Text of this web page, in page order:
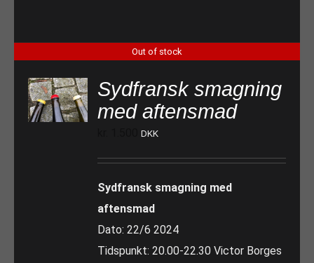
Out of stock
Sydfransk smagning
med aftensmad
DKK
Sydfransk smagning med
aftensmad
Dato: 22/6 2024
Tidspunkt: 20.00-22.30 Victor Borges